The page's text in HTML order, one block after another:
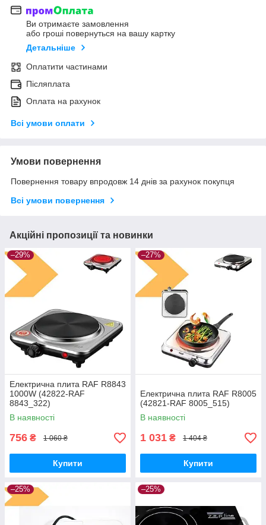
Ви отримаєте замовлення
або гроші повернуться на вашу картку
Детальніше
Оплатити частинами
Післяплата
Оплата на рахунок
Всі умови оплати
Умови повернення
Повернення товару впродовж 14 днів за рахунок покупця
Всі умови повернення
Акційні пропозиції та новинки
–29%
Електрична плита RAF R8843
1000W (42822-RAF
8843_322)
В наявності
756 ₴ 1 060 ₴
Купити
–27%
Електрична плита RAF R8005
(42821-RAF 8005_515)
В наявності
1 031 ₴ 1 404 ₴
Купити
–25% –25%